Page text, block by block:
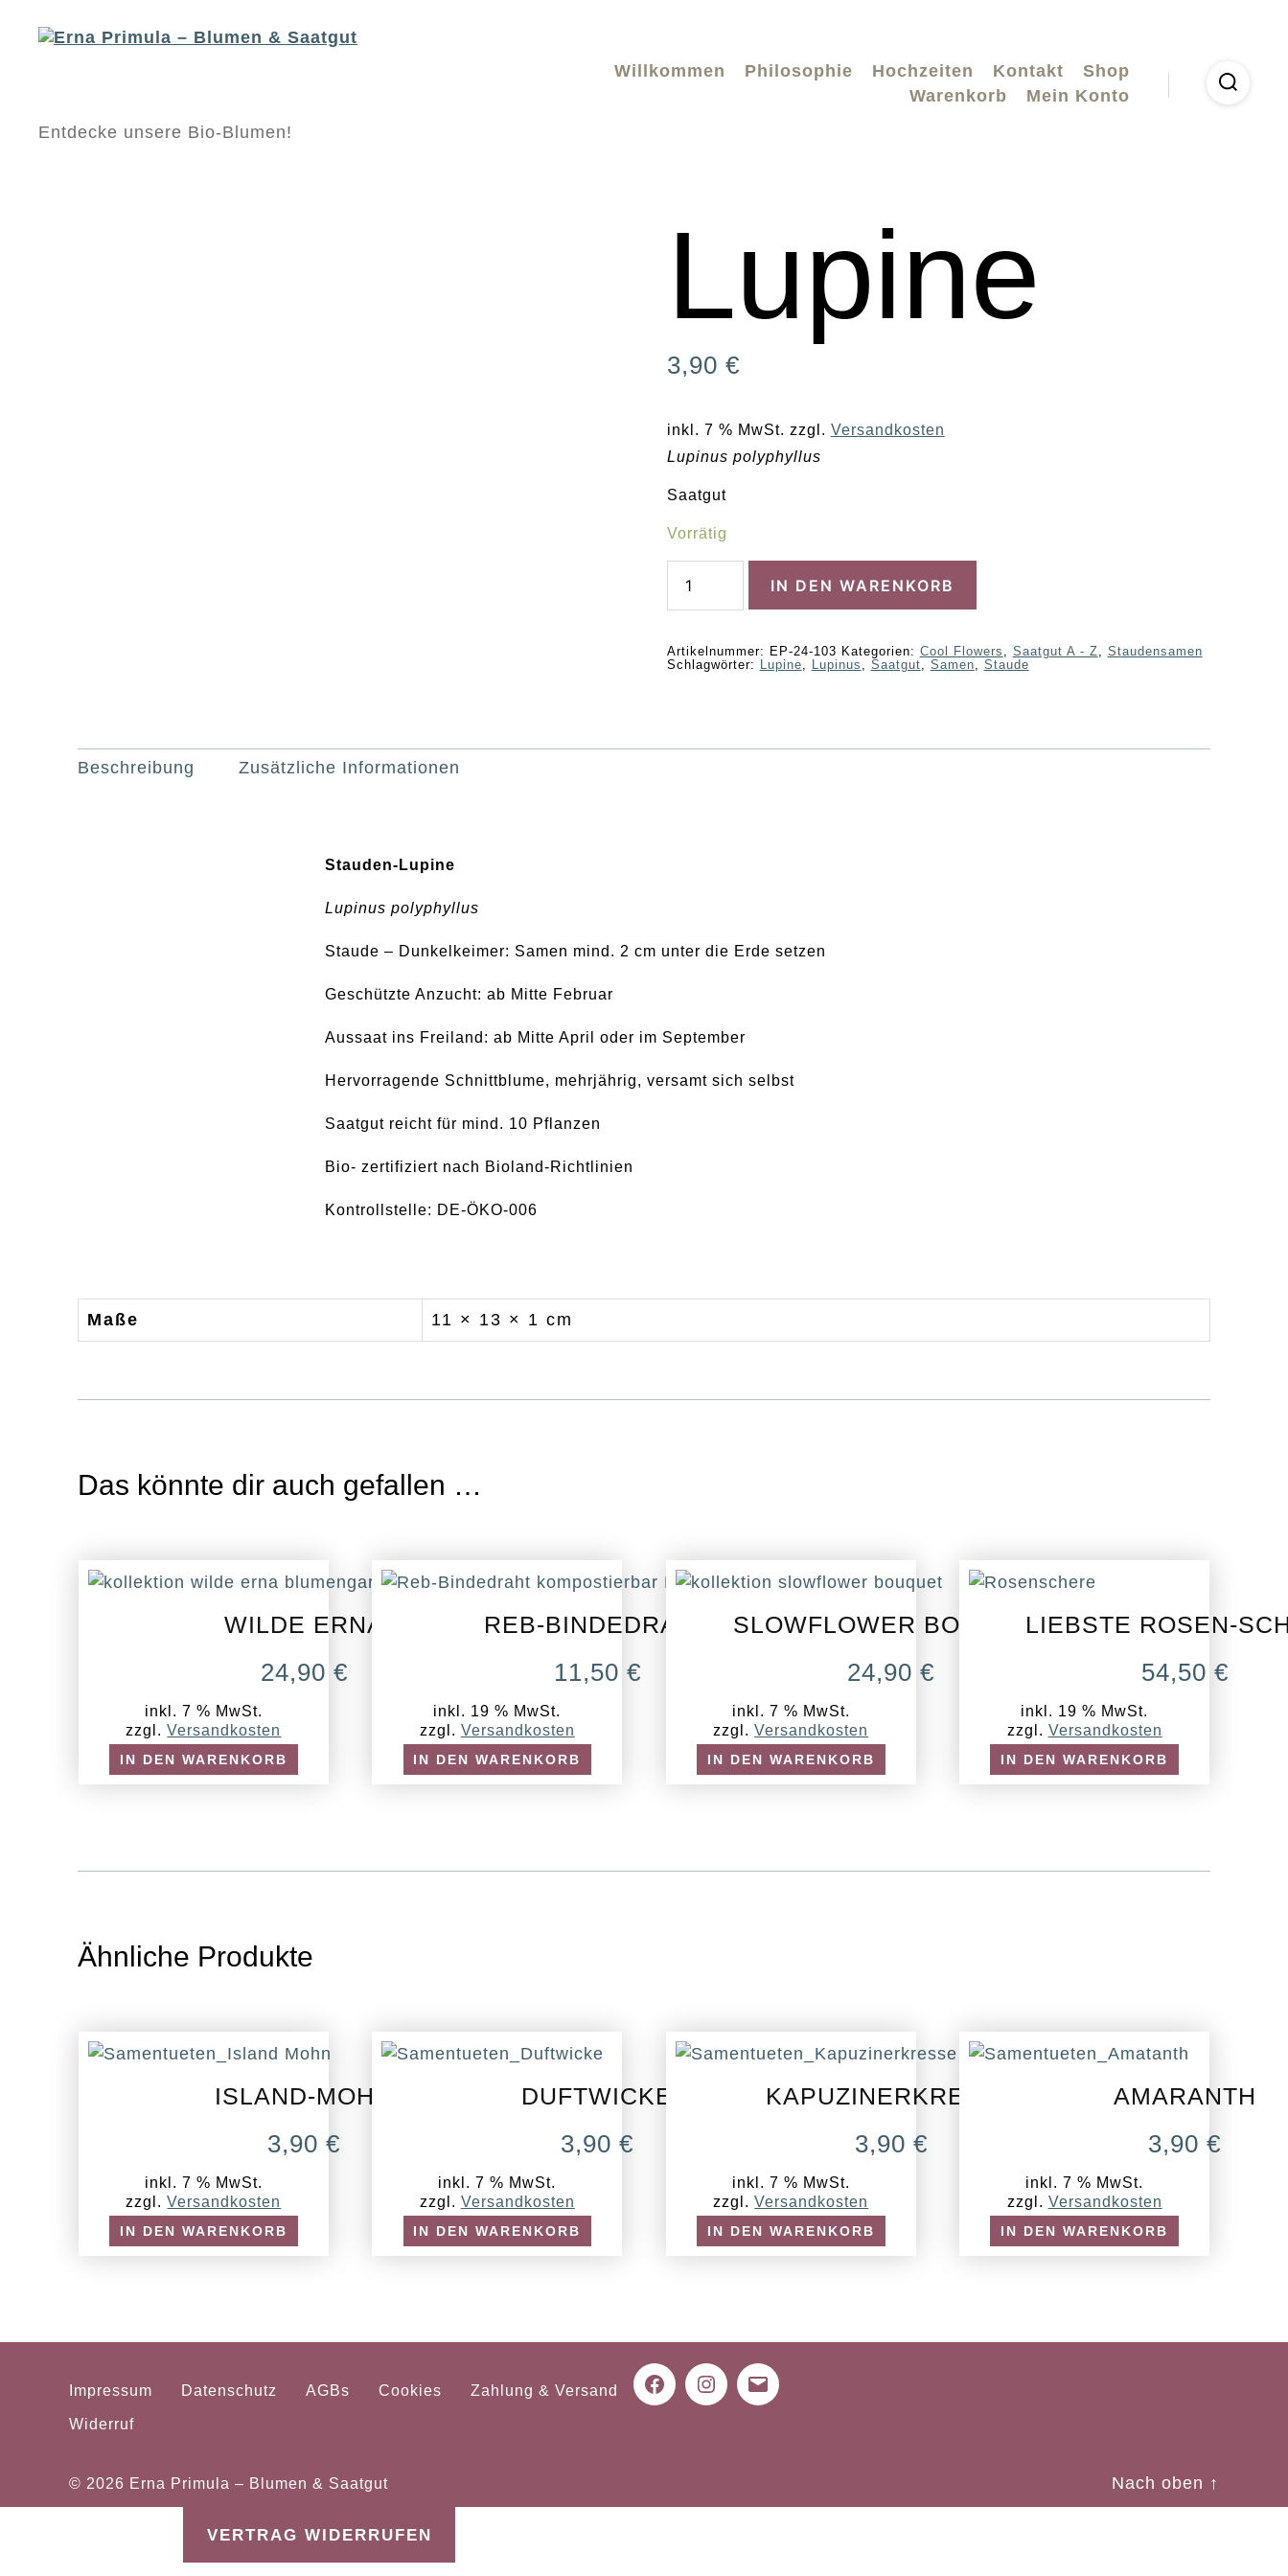
Erna
Primula
Entdecke unsere Bio-Blumen!
Willkommen Philosophie Hochzeiten Kontakt
Shop
Warenkorb
Mein Konto
Lupine
3,90 €
inkl. 7 % MwSt. zzgl. Versandkosten
Lupinus polyphyllus
Saatgut
Vorrätig
Menge
IN DEN WARENKORB
Artikelnummer: EP-24-103 Kategorien: Cool Flowers Saatgut A - Z
Staudensamen
Schlagwörter:
Lupine Lupinus Saatgut Samen Staude
Beschreibung Zusätzliche Informationen
Stauden-Lupine
Lupinus polyphyllus
Staude – Dunkelkeimer: Samen mind. 2 cm unter die Erde setzen
Geschützte Anzucht: ab Mitte Februar
Aussaat ins Freiland: ab Mitte April oder im September
Hervorragende Schnittblume, mehrjährig, versamt sich selbst
Saatgut reicht für mind. 10 Pflanzen
Bio- zertifiziert nach Bioland-Richtlinien
Kontrollstelle: DE-ÖKO-006
Maße 11 × 13 × 1 cm
Das könnte dir auch gefallen …
WILDE ERNA
24,90 €
inkl. 7 % MwSt.
zzgl.Versandkosten
IN DEN WARENKORB
REB-BINDEDRAHT
11,50 €
inkl. 19 % MwSt.
zzgl. Versandkosten
IN DEN WARENKORB
SLOWFLOWER BOUQUET
24,90€
inkl. 7 % MwSt.
zzgl.Versandkosten
IN DEN WARENKORB
LIEBSTE ROSEN-
54,50 €
inkl. 19 % MwSt.
zzgl. Versandkosten
IN DEN WARENKORB
Ähnliche Produkte
ISLAND-MOHN
3,90 €
inkl. 7 % MwSt.
zzgl.Versandkosten
IN DEN WARENKORB
DUFTWICKE
3,90€
inkl. 7 % MwSt.
zzgl. Versandkosten
IN DEN WARENKORB
KAPUZINERKRESSE
3,90 €
inkl. 7 % MwSt.
zzgl.Versandkosten
IN DEN WARENKORB
AMARANTH
3,90€
inkl. 7 % MwSt.
zzgl. Versandkosten
IN DEN WARENKORB
Impressum Datenschutz AGBs Cookies Zahlung & Versand
Widerruf
FacebookInstagram
Mail
© 2026 Erna Primula – Blumen & Saatgut Nach oben ↑
VERTRAG WIDERRUFEN